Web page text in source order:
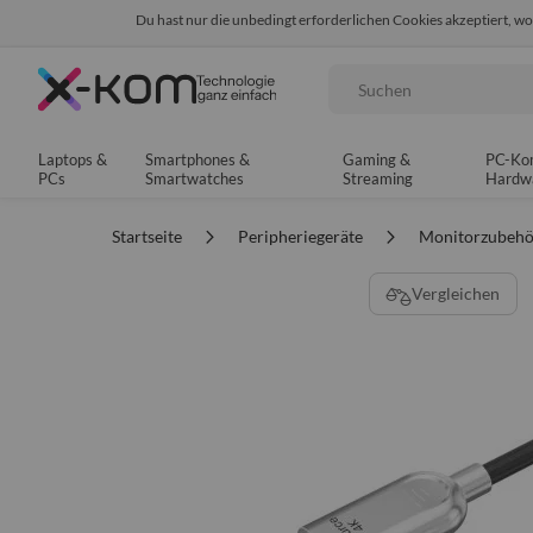
Du hast nur die unbedingt erforderlichen Cookies akzeptiert,
Seit 8 Jahren für dich da!
Laptops &
PCs
Smartphones &
Smartwatches
Gaming &
Streaming
PC-
Startseite Peripheriegeräte
Vergleichen